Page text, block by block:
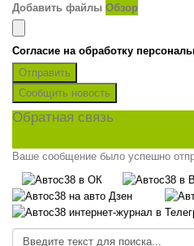
Добавить файлы Обзор
Согласие на обработку
Отправить
Сообщить новость
Обратная связь
Ваше сообщение было успешно